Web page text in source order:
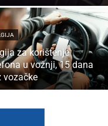
za korištenje
u vožnji, 15 dana
vozačke